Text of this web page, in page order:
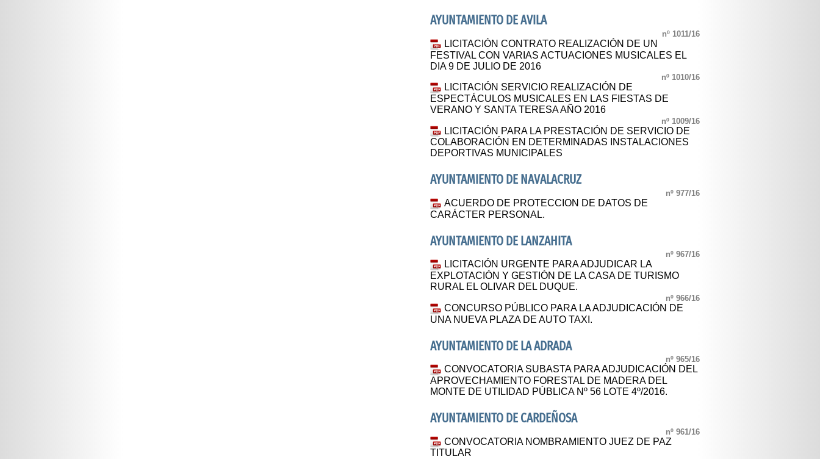
AYUNTAMIENTO DE AVILA
nº 1011/16
LICITACIÓN CONTRATO REALIZACIÓN DE UN
FESTIVAL CON VARIAS ACTUACIONES MUSICALES EL
DIA 9 DE JULIO DE 2016
nº 1010/16
LICITACIÓN SERVICIO REALIZACIÓN DE
ESPECTÁCULOS MUSICALES EN LAS FIESTAS DE
VERANO Y SANTA TERESA AÑO 2016
nº 1009/16
LICITACIÓN PARA LA PRESTACIÓN DE SERVICIO DE
COLABORACIÓN EN DETERMINADAS INSTALACIONES
DEPORTIVAS MUNICIPALES
AYUNTAMIENTO DE NAVALACRUZ
nº 977/16
ACUERDO DE PROTECCION DE DATOS DE
CARÁCTER PERSONAL.
AYUNTAMIENTO DE LANZAHITA
nº 967/16
LICITACIÓN URGENTE PARA ADJUDICAR LA
EXPLOTACIÓN Y GESTIÓN DE LA CASA DE TURISMO
RURAL EL OLIVAR DEL DUQUE.
nº 966/16
CONCURSO PÚBLICO PARA LA ADJUDICACIÓN DE
UNA NUEVA PLAZA DE AUTO TAXI.
AYUNTAMIENTO DE LA ADRADA
nº 965/16
CONVOCATORIA SUBASTA PARA ADJUDICACIÓN DEL
APROVECHAMIENTO FORESTAL DE MADERA DEL
MONTE DE UTILIDAD PÚBLICA Nº 56 LOTE 4º/2016.
AYUNTAMIENTO DE CARDEÑOSA
nº 961/16
CONVOCATORIA NOMBRAMIENTO JUEZ DE PAZ
TITULAR